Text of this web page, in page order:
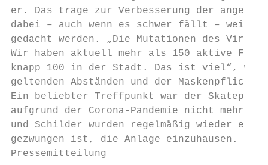
er. Das trage zur Verbesserung der
dabei – auch wenn es schwer fällt – weiter
gedacht werden. „Die Mutationen des Virus‘
Wir haben aktuell mehr als 150 aktive
knapp 100 in der Stadt. Das ist viel“,
geltenden Abständen und der Maskenpflicht.
Ein beliebter Treffpunkt war der
aufgrund der Corona-Pandemie nicht mehr
und Schilder wurden regelmäßig wieder
gezwungen ist, die Anlage einzuhausen.
Pressemitteilung